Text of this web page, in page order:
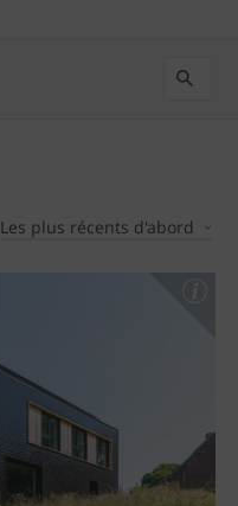
Les plus récents d'abord